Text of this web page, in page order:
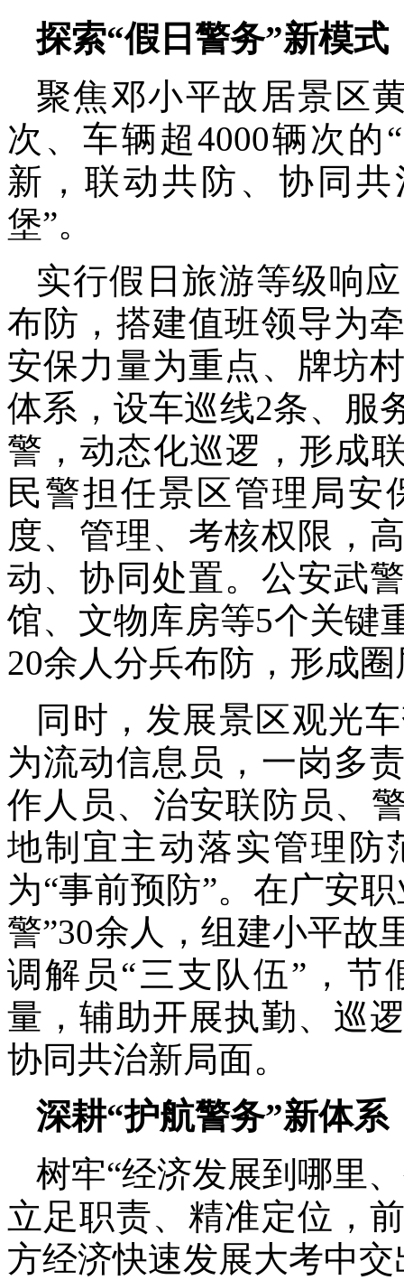
探索“假日警务”新模
聚焦邓小平故居景区
次、车辆超4000辆次
新，联动共防、协同
堡”。
实行假日旅游等级响
布防，搭建值班领导为
安保力量为重点、牌坊
体系，设车巡线2条、服
警，动态化巡逻，形成
民警担任景区管理局
度、管理、考核权限，
动、协同处置。公安武
馆、文物库房等5个关键
20余人分兵布防，形成
同时，发展景区观光
为流动信息员，一岗多
作人员、治安联防员、
地制宜主动落实管理防
为“事前预防”。在广安
警”30余人，组建小平故
调解员“三支队伍”，节
量，辅助开展执勤、巡
协同共治新局面。
深耕“护航警务”新体
树牢“经济发展到哪里
立足职责、精准定位，
方经济快速发展大考中交